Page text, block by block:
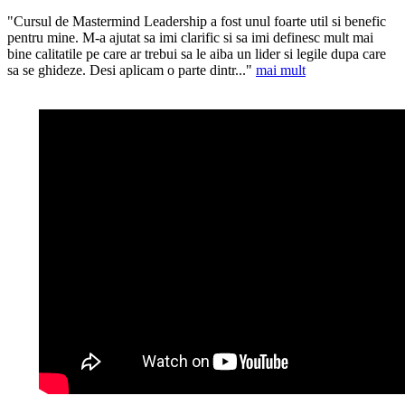
"Cursul de Mastermind Leadership a fost unul foarte util si benefic
pentru mine. M-a ajutat sa imi clarific si sa imi definesc mult mai
bine calitatile pe care ar trebui sa le aiba un lider si legile dupa care
sa se ghideze. Desi aplicam o parte dintr..." mai mult